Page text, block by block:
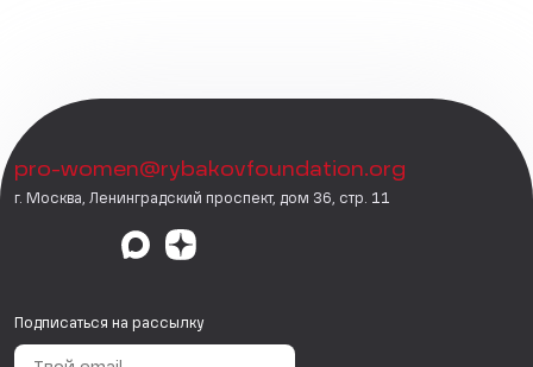
pro-women@rybakovfoundation.org
г. Москва, Ленинградский проспект, дом 36, стр. 11
Подписаться на рассылку